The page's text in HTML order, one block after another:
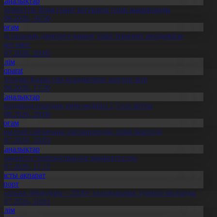
білім грант иегерлері тізімі жарияланды
16:50
салалық дәрігерге қаралу үшін терапевт жолдамасы
емес
20:05
Қазақстан өсімдіктерін зерттеп жүр
17:30
отандық өнім өндірісі 1,5 есе артты
20:06
сайлауына үміткерлердің тізімі бекітілді
20:03
теміржолшылар марапатталды
17:15
ақпарат
ойындары – 2026» халықаралық турнирі басталды
10:01